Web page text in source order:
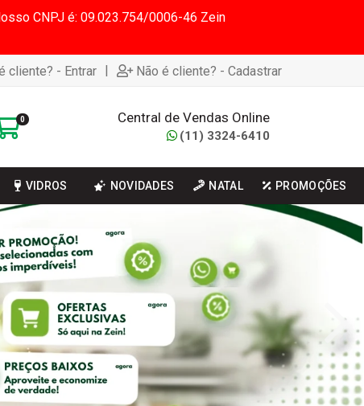
CNPJ é: 09.023.754/0006-46 Zein
cliente? - Entrar | Não é cliente? - Cadastrar
0 Central de Vendas Online
(11) 3324-6410
VIDROS NOVIDADES NATAL PROMOÇÕES